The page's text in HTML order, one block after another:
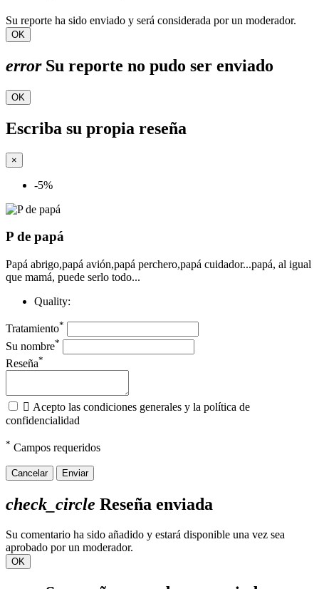
Su reporte ha sido enviado y será considerada por un moderador.
OK
errorSu reporte no pudo ser enviado
OK
Escriba su propia reseña
×
-5%
P de papá
Papá abrigo,papá avión,papá perchero,papá cuidador...papá, al igual
que mamá, puede serlo todo...
Quality:
Tratamiento*
Su nombre*
Reseña*
 Acepto las condiciones generales y la política de
confidencialidad
* Campos requeridos
Cancelar Enviar
check_circle Reseña enviada
Su comentario ha sido añadido y estará disponible una vez sea
aprobado por un moderador.
OK